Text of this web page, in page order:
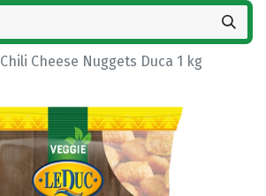
Chili Cheese Nuggets Duca 1 kg